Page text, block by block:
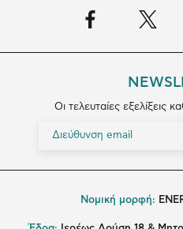
Οι τελευταίες εξελίξεις
Νομική μορφή: